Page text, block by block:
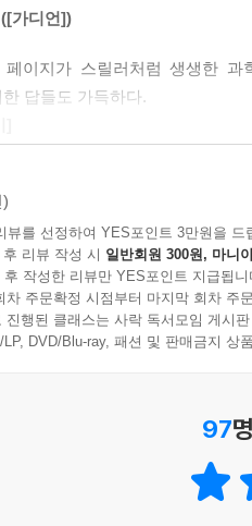
수 있는 생식 기관들에 대해
나는 과정의 신비는 물론이고,
대해서 알아본다. 통증은 우리
르기까지 인간이 겪는 여러 질병
다. 현대 인류가 암으로 고민하
아야 마땅한 한 위대한 인물에
인류는 수많은 감염을 물리칠
룬다. 죽음은 누구에게나 반드시
아야 할 경이로운 사실들을 알게
실들을 바르게 인식하게 될 것이
가디언])
이지가 스릴러처럼 생생한 과
답들도 가득하다.
사실을 거의 깨닫지 못한다
뷰를 선정하여 YES포인트 3만원을 드
리뷰 작성 시 일반회원 300원, 마니
작성한 리뷰만 YES포인트 지급됩니
차 주문확정 시점부터 마지막 회차 주
진행된 클래스는 사락 독서모임 게시
DVD/Blu-ray, 패션 및 판매금지 상
97